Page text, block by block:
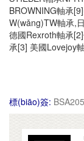
BROWNING軸承
W(wǎng)TW軸承,
德國Rexroth軸承
承[3] 美國Lovejoy
標(biāo)簽: